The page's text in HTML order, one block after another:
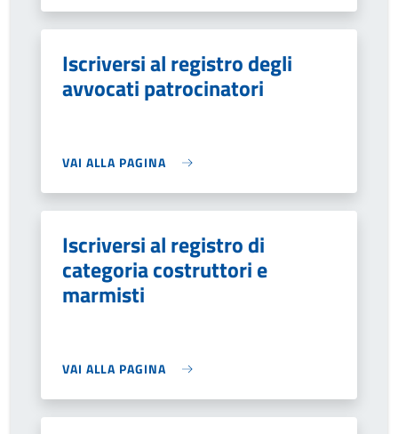
Iscriversi al registro degli
avvocati patrocinatori
VAI ALLA PAGINA
Iscriversi al registro di
categoria costruttori e
marmisti
VAI ALLA PAGINA